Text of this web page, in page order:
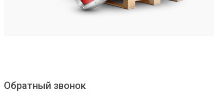
Обратный звонок